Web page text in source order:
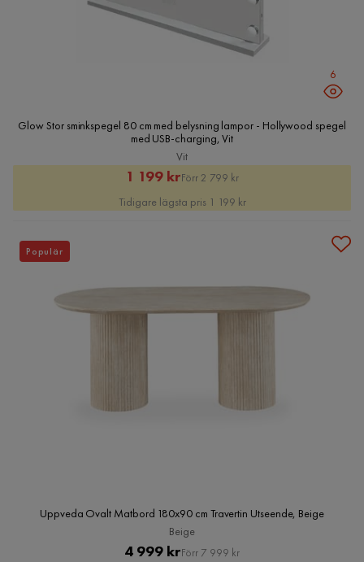
6
Glow Stor sminkspegel 80 cm med belysning lampor - Hollywood spegel
med USB-charging, Vit
Vit
Rabatterat
Pris
1 199 krOriginal
Pris
Förr 2 799 kr
Tidigare lägsta pris 1 199 kr
Uppveda Ovalt Matbord 180x90 cm Travertin Utseende, Beige
Beige
Pris
4 999 krOriginal
Förr 7 999 kr
Populär